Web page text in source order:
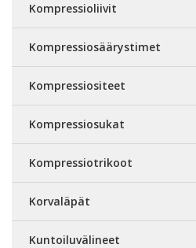
Kompressioliivit
Kompressiosäärystimet
Kompressiositeet
Kompressiosukat
Kompressiotrikoot
Korvaläpät
Kuntoiluvälineet